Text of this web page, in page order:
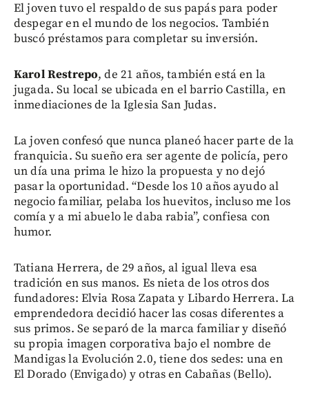
El joven tuvo el respaldo de sus papás para poder
despegar en el mundo de los negocios. También
buscó préstamos para completar su inversión.
Karol Restrepo, de 21 años, también está en la
jugada. Su local se ubicada en el barrio Castilla, en
inmediaciones de la Iglesia San Judas.
La joven confesó que nunca planeó hacer parte de la
franquicia. Su sueño era ser agente de policía, pero
un día una prima le hizo la propuesta y no dejó
pasar la oportunidad. “Desde los 10 años ayudo al
negocio familiar, pelaba los huevitos, incluso me los
comía y a mi abuelo le daba rabia”, confiesa con
humor.
Tatiana Herrera, de 29 años, al igual lleva esa
tradición en sus manos. Es nieta de los otros dos
fundadores: Elvia Rosa Zapata y Libardo Herrera. La
emprendedora decidió hacer las cosas diferentes a
sus primos. Se separó de la marca familiar y diseñó
su propia imagen corporativa bajo el nombre de
Mandigas la Evolución 2.0, tiene dos sedes: una en
El Dorado (Envigado) y otras en Cabañas (Bello).